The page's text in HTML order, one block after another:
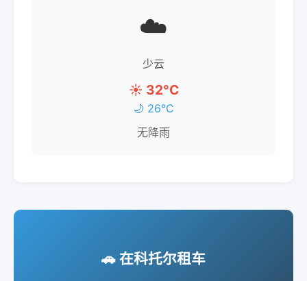
☁️
少云
☀️ 32°C
🌙 26°C
无降雨
🚗 在科托尔租车